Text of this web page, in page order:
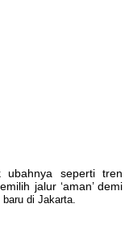
ubahnya seperti tren
jalur ‘aman’ demi
baru di Jakarta.